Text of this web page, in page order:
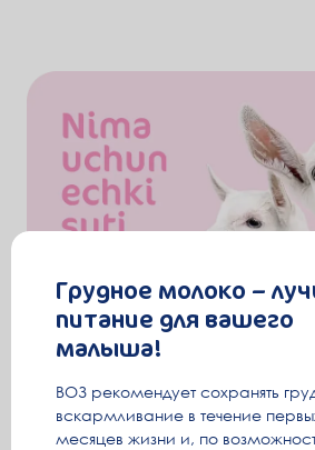
Грудное молоко –
питание для вашего
малыша!
ВОЗ рекомендует сохранять
вскармливание в течение
месяцев жизни и, по